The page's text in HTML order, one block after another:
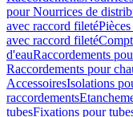
pour Nourrices de
avec raccord fileté
avec raccord fileté
d'eauRaccordements
Raccordements pour
AccessoiresIsolations
raccordements
tubesFixations pour